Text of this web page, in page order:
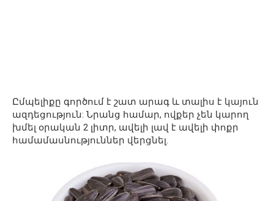
Ըմպելիքը գործում է շատ արագ և տալիս է կայուն
ազդեցություն: Նրանց համար, ովքեր չեն կարող
խմել օրական 2 լիտր, ավելի լավ է ավելի փոքր
համամասնություններ վերցնել.